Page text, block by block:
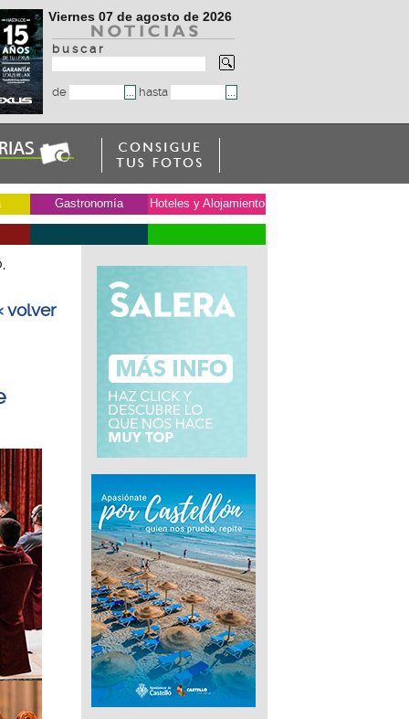
Viernes 07 de agosto de 2026
b u s c a r
de hasta
Gastronomía Hoteles y Alojamiento
volver